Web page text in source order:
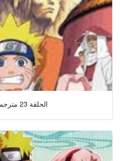
Naruto الحلقة 23 مترجمة